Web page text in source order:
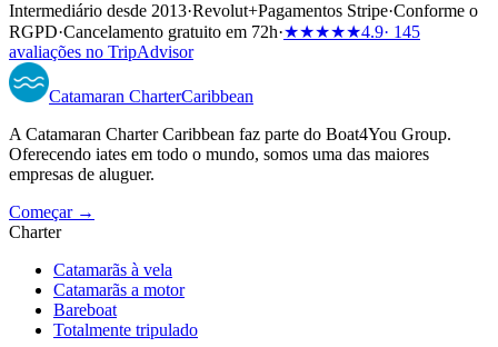
Intermediário desde 2013·Revolut+Pagamentos Stripe·Conforme o
RGPD·Cancelamento gratuito em 72h·★★★★★4.9· 145
avaliações no TripAdvisor
Catamaran CharterCaribbean
A Catamaran Charter Caribbean faz parte do Boat4You Group.
Oferecendo iates em todo o mundo, somos uma das maiores
empresas de aluguer.
Começar →
Charter
Catamarãs à vela
Catamarãs a motor
Bareboat
Totalmente tripulado